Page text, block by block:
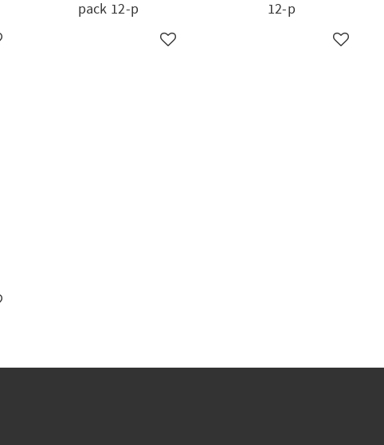
till i favoriter
pack 12-p
Lägg till i favoriter
12-p
Lägg
till i favoriter